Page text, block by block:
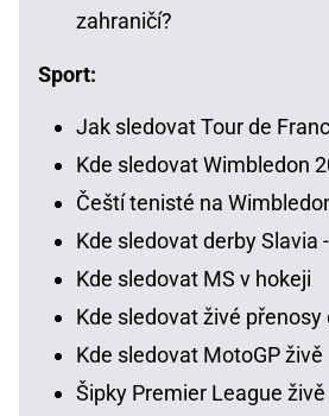
zahraničí?
Sport:
Jak sledovat Tour de
Kde sledovat Wimbledon
Čeští tenisté na
Kde sledovat derby Slavia
Kde sledovat MS v hokeji
Kde sledovat živé přenosy
Kde sledovat MotoGP živě
Šipky Premier League